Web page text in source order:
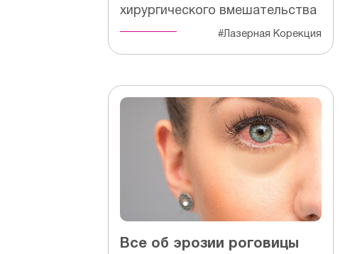
хирургического вмешательства
#Лазерная Корекция
Все об эрозии роговицы